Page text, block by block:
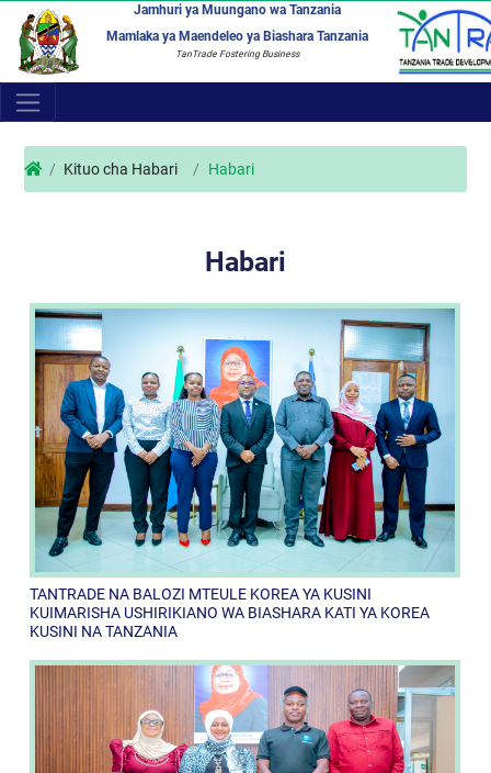
Jamhuri ya Muungano wa Tanzania
Mamlaka ya Maendeleo ya Biashara Tanzania
TanTrade Fostering Business
Kituo cha Habari Habari
Habari
TANTRADE NA BALOZI MTEULE KOREA YA KUSINI
KUIMARISHA USHIRIKIANO WA BIASHARA KATI YA KOREA
KUSINI NA TANZANIA